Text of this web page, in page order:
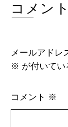
コメン
メールアドレ
※ が付いて
コメント ※